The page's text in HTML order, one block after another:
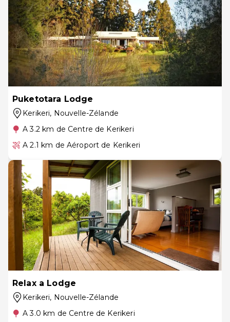
Puketotara Lodge
Kerikeri, Nouvelle-Zélande
A 3.2 km de Centre de Kerikeri
A 2.1 km de Aéroport de Kerikeri
Relax a Lodge
Kerikeri, Nouvelle-Zélande
A 3.0 km de Centre de Kerikeri